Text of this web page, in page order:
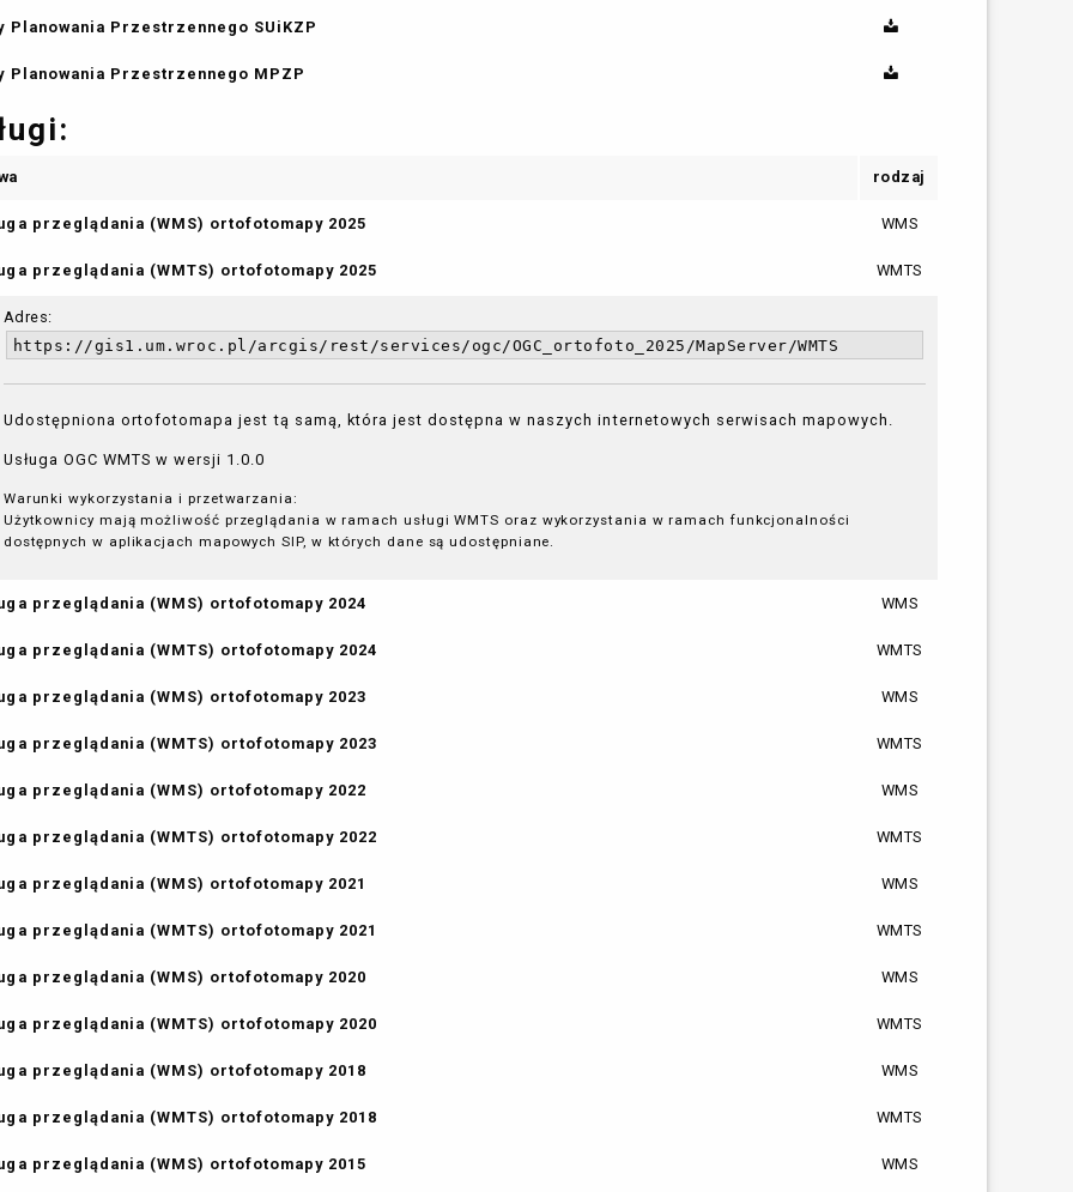
Planowania Przestrzennego SUiKZP
Planowania Przestrzennego MPZP
rodzaj
przeglądania (WMS) ortofotomapy 2025 WMS
przeglądania (WMTS) ortofotomapy 2025 WMTS
Adres:
https://gis1.um.wroc.pl/arcgis/rest/services/ogc/OGC_ortofoto_2025/MapServer/WMTS
Udostępniona ortofotomapa jest tą samą, która jest dostępna w naszych internetowych serwisach mapowych.
Usługa OGC WMTS w wersji 1.0.0
Warunki wykorzystania i przetwarzania:
Użytkownicy mają możliwość przeglądania w ramach usługi WMTS oraz wykorzystania w ramach funkcjonalności
dostępnych w aplikacjach mapowych SIP, w których dane są udostępniane.
przeglądania (WMS) ortofotomapy 2024 WMS
przeglądania (WMTS) ortofotomapy 2024 WMTS
przeglądania (WMS) ortofotomapy 2023 WMS
przeglądania (WMTS) ortofotomapy 2023 WMTS
przeglądania (WMS) ortofotomapy 2022 WMS
przeglądania (WMTS) ortofotomapy 2022 WMTS
przeglądania (WMS) ortofotomapy 2021 WMS
przeglądania (WMTS) ortofotomapy 2021 WMTS
przeglądania (WMS) ortofotomapy 2020 WMS
przeglądania (WMTS) ortofotomapy 2020 WMTS
przeglądania (WMS) ortofotomapy 2018 WMS
przeglądania (WMTS) ortofotomapy 2018 WMTS
przeglądania (WMS) ortofotomapy 2015 WMS